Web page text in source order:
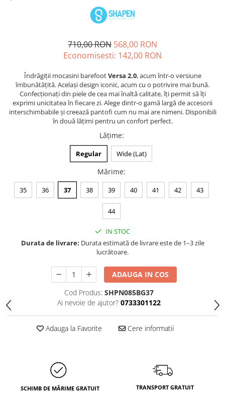
710,00 RON 568,00 RON
Economisesti: 142,00 RON
Îndrăgiții mocasini barefootVersa 2.0, acum într-o versiune
îmbunătățită. Același design iconic, acum cu o potrivire mai bună.
Confecționați din piele de cea mai înaltă calitate, îți permit să îți
exprimi unicitatea în fiecare zi. Alege dintr-o gamă largă de accesorii
interschimbabile și creează pantofi cum nu mai are nimeni. Disponibili
în două lățimi pentru un confort perfect.
Lățime:
Regular Wide (Lat)
Mărime:
35 36 37 38 39 40 41 42 43
44
IN STOC
Durata de livrare: Durata estimată de livrare este de 1–3 zile
lucrătoare.
ADAUGA IN COS
Cod Produs: SHPN085BG37
Ai nevoie de ajutor? 0733301122
Adauga la Favorite Cere informatii
SCHIMB DE MĂRIME GRATUIT TRANSPORT GRATUIT